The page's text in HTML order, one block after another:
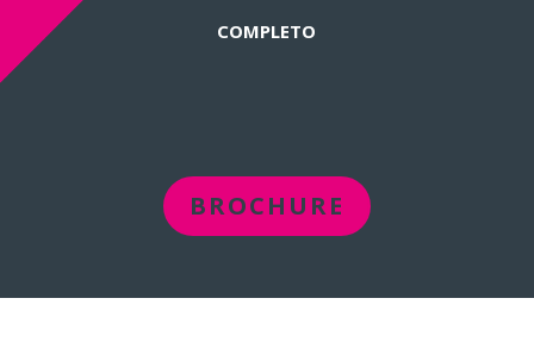
COMPLETO
BROCHURE